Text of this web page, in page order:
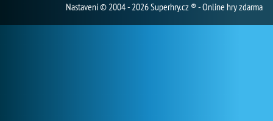
Nastavení© 2004 - 2026 Superhry.cz ® - Online hry zdarma